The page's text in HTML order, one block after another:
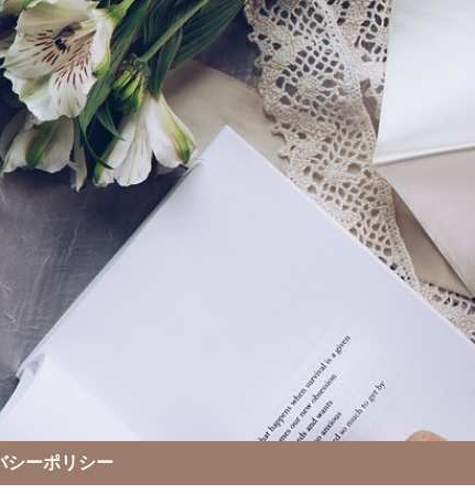
シーポリシー